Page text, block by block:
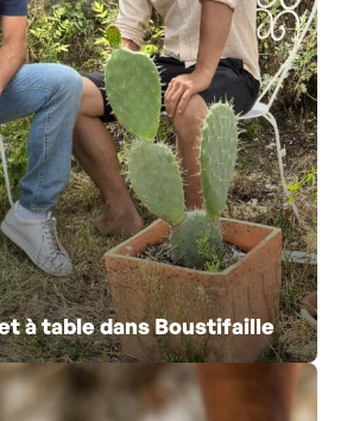
à table dans Boustifaille